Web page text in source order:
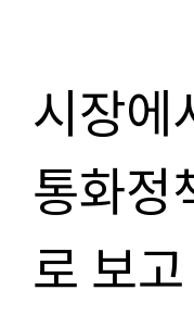
시장에
통화정
로 보